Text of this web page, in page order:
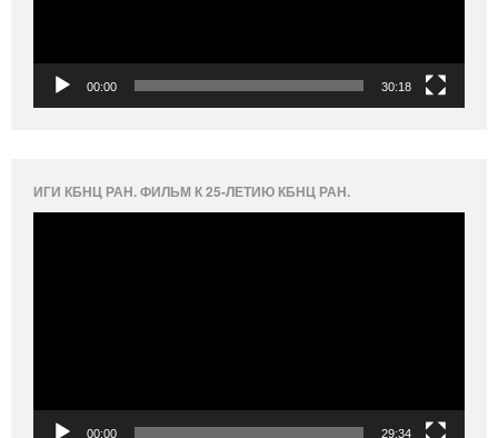
00:00 30:18
ИГИ КБНЦ РАН. ФИЛЬМ К 25-ЛЕТИЮ КБНЦ РАН.
00:00 29:34